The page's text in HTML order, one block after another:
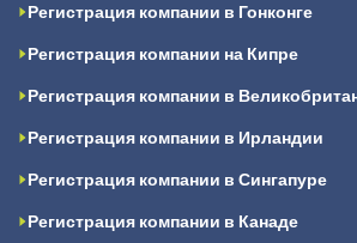
Регистрация компании в Гонконге
Регистрация компании на Кипре
Регистрация компании в
Регистрация компании в Ирландии
Регистрация компании в Сингапуре
Регистрация компании в Канаде